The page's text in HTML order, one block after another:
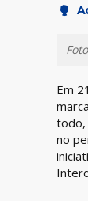
Foto
Em
todo,
no